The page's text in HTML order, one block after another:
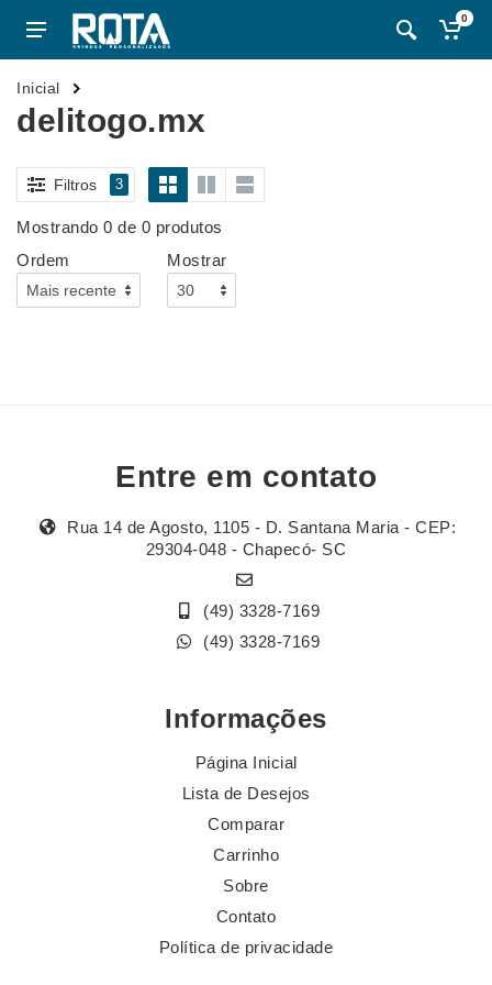
0
Inicial
delitogo.mx
Filtros 3
Mostrando 0 de 0 produtos
Ordem
Mostrar
Entre em contato
Rua 14 de Agosto, 1105 - D. Santana Maria - CEP:
29304-048 - Chapecó- SC
(49) 3328-7169
(49) 3328-7169
Informações
Página Inicial
Lista de Desejos
Comparar
Carrinho
Sobre
Contato
Política de privacidade